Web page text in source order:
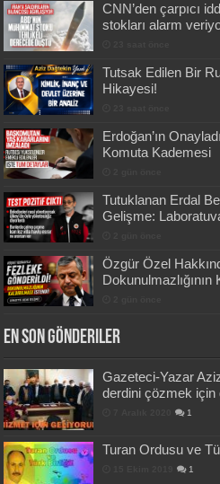
CNN’den çarpıcı
stokları alarm
Tutsak Edilen Bir
Hikayesi!
Erdoğan’ın
Komuta Kademesi
Tutuklanan Erdal
Gelişme:
Özgür Özel
Dokunulmazlığının
En Son Gönderiler
Gazeteci-Yazar
derdini çözmek için
1
Turan Ordusu ve
1